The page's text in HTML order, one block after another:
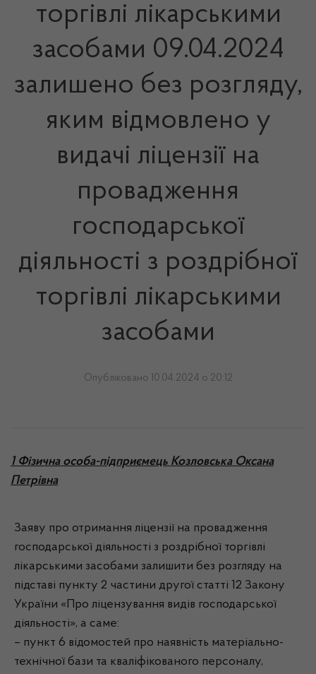
торгівлі лікарськими
засобами 09.04.2024
залишено без розгляду,
яким відмовлено у
видачі ліцензії на
провадження
господарської
діяльності з роздрібної
торгівлі лікарськими
засобами
Опубліковано 10.04.2024 о 20:12
1 Фізична особа-підприємець Козловська Оксана
Петрівна
Заяву про отримання ліцензії на провадження
господарської діяльності з роздрібної торгівлі
лікарськими засобами залишити без розгляду на
підставі пункту 2 частини другої статті 12 Закону
України «Про ліцензування видів господарської
діяльності», а саме:
– пункт 6 відомостей про наявність матеріально-
технічної бази та кваліфікованого персоналу,